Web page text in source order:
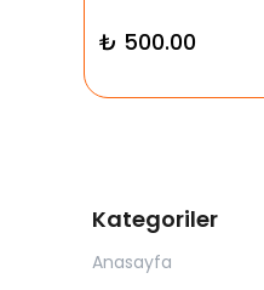
₺ 500.00
Kategoriler
Anasayfa